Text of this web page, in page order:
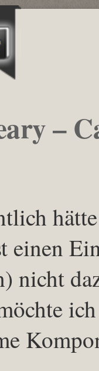
–
einen
nicht